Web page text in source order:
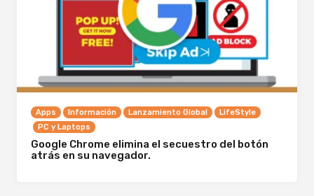
Apps Información Lanzamiento Global
LifeStyle
PC y Laptops
Google Chrome elimina el secuestro del botón
atrás en su navegador.